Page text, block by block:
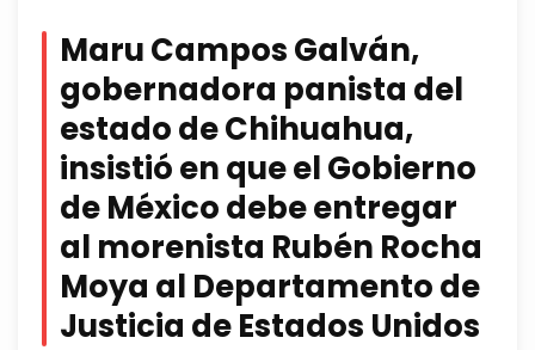
Maru Campos Galván,
gobernadora panista del
estado de Chihuahua,
insistió en que el Gobierno
de México debe entregar
al morenista Rubén Rocha
Moya al Departamento de
Justicia de Estados Unidos